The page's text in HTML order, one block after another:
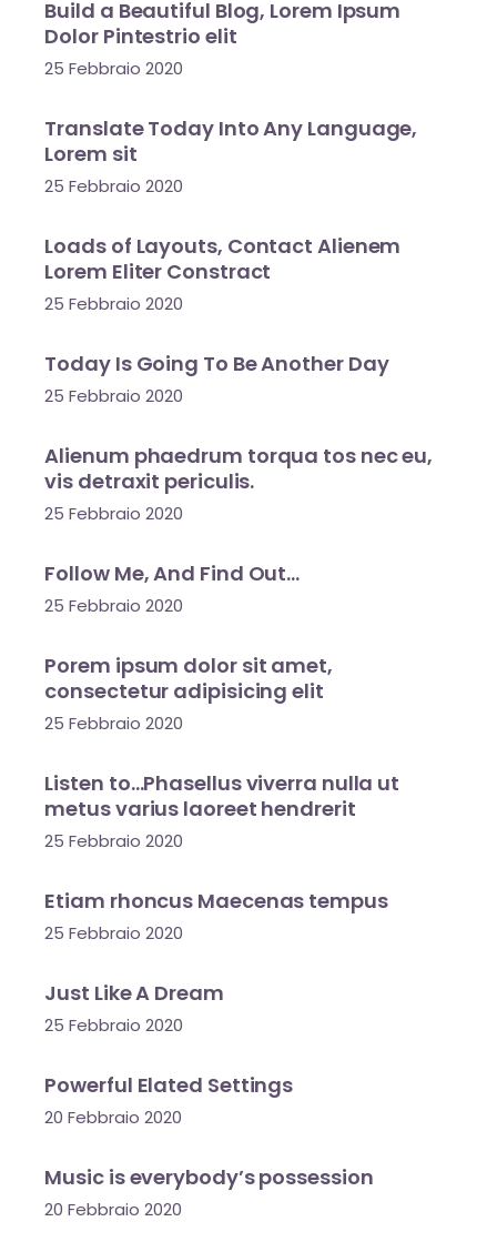
Build a Beautiful Blog, Lorem Ipsum
Dolor Pintestrio elit
25 Febbraio 2020
Translate Today Into Any Language,
Lorem sit
25 Febbraio 2020
Loads of Layouts, Contact Alienem
Lorem Eliter Constract
25 Febbraio 2020
Today Is Going To Be Another Day
25 Febbraio 2020
Alienum phaedrum torqua tos nec eu,
vis detraxit periculis.
25 Febbraio 2020
Follow Me, And Find Out…
25 Febbraio 2020
Porem ipsum dolor sit amet,
consectetur adipisicing elit
25 Febbraio 2020
Listen to…Phasellus viverra nulla ut
metus varius laoreet hendrerit
25 Febbraio 2020
Etiam rhoncus Maecenas tempus
25 Febbraio 2020
Just Like A Dream
25 Febbraio 2020
Powerful Elated Settings
20 Febbraio 2020
Music is everybody’s possession
20 Febbraio 2020